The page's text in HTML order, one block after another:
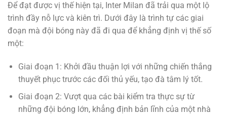
Để đạt được vị thế hiện tại, Inter Milan đã trải qua một lộ
trình đầy nỗ lực và kiên trì. Dưới đây là trình tự các giai
đoạn mà đội bóng này đã đi qua để khẳng định vị thế số
một:
Giai đoạn 1: Khởi đầu thuận lợi với những chiến thắng
thuyết phục trước các đối thủ yếu, tạo đà tâm lý tốt.
Giai đoạn 2: Vượt qua các bài kiểm tra thực sự từ
những đội bóng lớn, khẳng định bản lĩnh của một nhà